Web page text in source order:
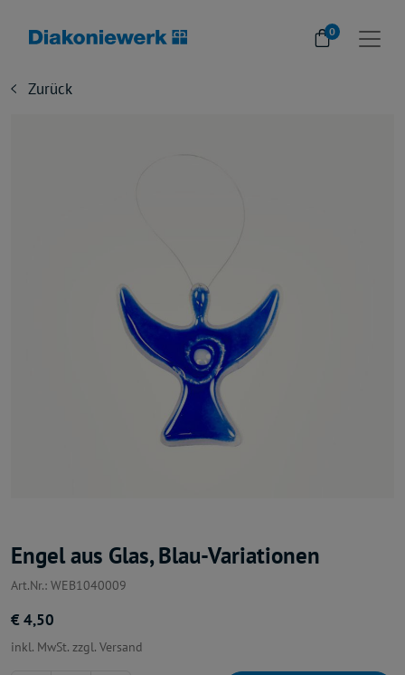
0
Zurück
Engel aus Glas, Blau-Variationen
Art.Nr.: WEB1040009
€ 4,50
inkl. MwSt. zzgl. Versand